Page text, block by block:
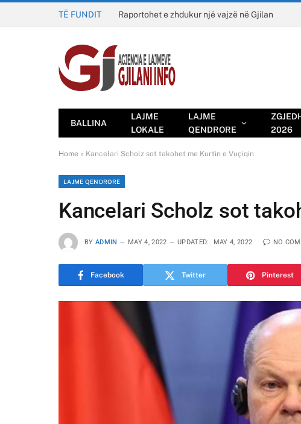
TË FUNDIT Raportohet e zhdukur një vajzë në Gjilan
BALLINA
LAJME
LOKALE
LAJME
QENDRORE
2026
Home » Kancelari Scholz sot takohet me Kurtin e Vuçiqin
LAJME QENDRORE
Kancelari Scholz sot
BY ADMIN MAY 4, 2022 UPDATED: MAY 4, 2022 NO
Facebook Twitter Pinterest